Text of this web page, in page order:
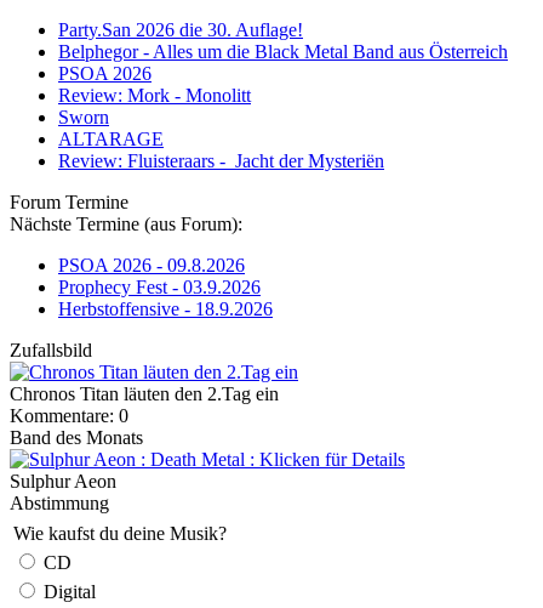
Party.San 2026 die 30. Auflage!
Belphegor - Alles um die Black Metal Band aus Österreich
PSOA 2026
Review: Mork - Monolitt
Sworn
ALTARAGE
Review: Fluisteraars - Jacht der Mysteriën
Forum Termine
Nächste Termine (aus Forum):
PSOA 2026 - 09.8.2026
Prophecy Fest - 03.9.2026
Herbstoffensive - 18.9.2026
Zufallsbild
Chronos Titan läuten den 2.Tag ein
Kommentare: 0
Band des Monats
Sulphur Aeon
Abstimmung
Wie kaufst du deine Musik?
CD
Digital